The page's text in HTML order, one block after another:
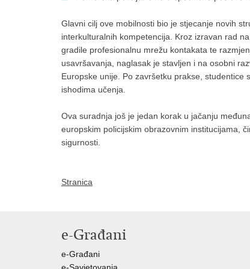
Glavni cilj ove mobilnosti bio je stjecanje novih
interkulturalnih kompetencija. Kroz izravan rad
gradile profesionalnu mrežu kontakata te
usavršavanja, naglasak je stavljen i na osobni
Europske unije. Po završetku prakse, studentice
ishodima učenja.
Ova suradnja još je jedan korak u jačanju
europskim policijskim obrazovnim institucijama,
sigurnosti.
Stranica
e-Građani
e-Građani